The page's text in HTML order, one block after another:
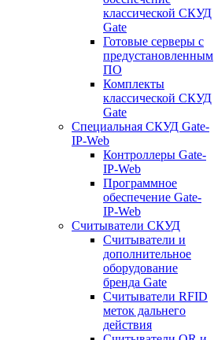
классической СКУД
Gate
Готовые серверы с
предустановленным
ПО
Комплекты
классической СКУД
Gate
Специальная СКУД Gate-
IP-Web
Контроллеры Gate-
IP-Web
Программное
обеспечение Gate-
IP-Web
Считыватели СКУД
Считыватели и
дополнительное
оборудование
бренда Gate
Считыватели RFID
меток дальнего
действия